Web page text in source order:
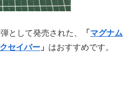
として発売された、 「 マグナム
セイバー 」 はおすすめです。